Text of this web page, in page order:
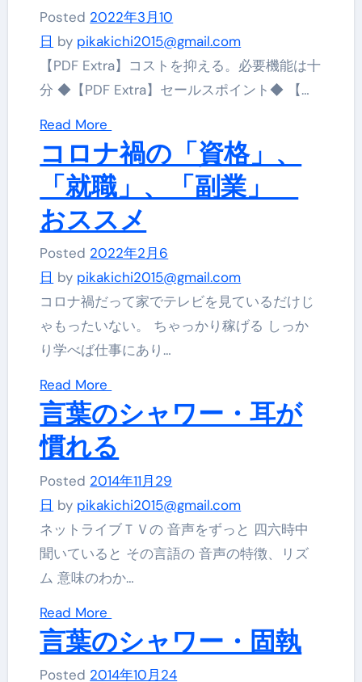
Posted 2022年3月10
日 by pikakichi2015@gmail.com
【PDF Extra】コストを抑える。必要機能は十
分 ◆【PDF Extra】セールスポイント◆ 【…
Read More
コロナ禍の「資格」、
「就職」、「副業」
おススメ
Posted 2022年2月6
日 by pikakichi2015@gmail.com
コロナ禍だって家でテレビを見ているだけじ
ゃもったいない。 ちゃっかり稼げる しっか
り学べば仕事にあり…
Read More
言葉のシャワー・耳が
慣れる
Posted 2014年11月29
日 by pikakichi2015@gmail.com
ネットライブＴＶの 音声をずっと 四六時中
聞いていると その言語の 音声の特徴、リズ
ム 意味のわか…
Read More
言葉のシャワー・固執
Posted 2014年10月24